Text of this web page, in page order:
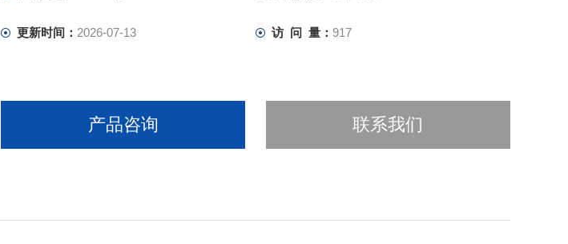
更新时间： 2026-07-13 访 问 量： 917
产品咨询 联系我们